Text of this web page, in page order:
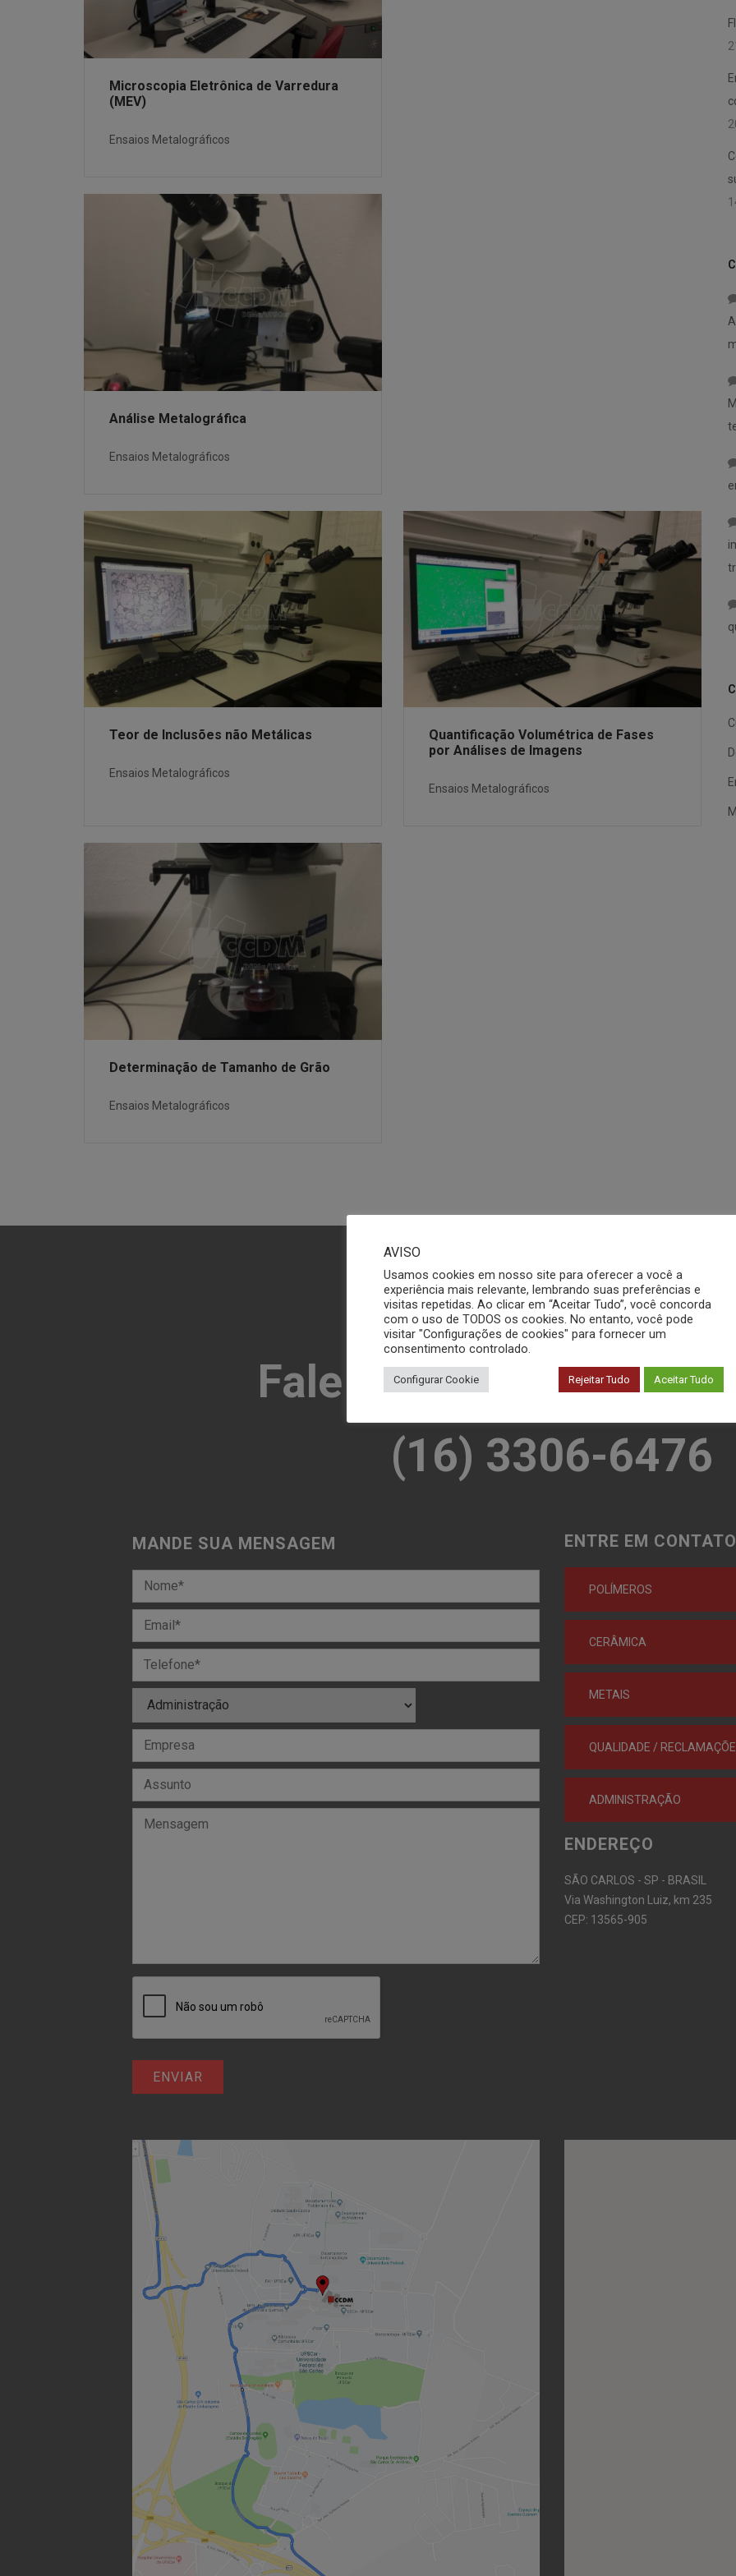
Microscopia Eletrônica de Varredura
(MEV)
Ensaios Metalográficos
Análise Metalográfica
Ensaios Metalográficos
Teor de Inclusões não Metálicas
Ensaios Metalográficos
Quantificação Volumétrica de Fases
por Análises de Imagens
Ensaios Metalográficos
Determinação de Tamanho de Grão
Ensaios Metalográficos
Fale Conosco pelo
(16) 3306-6476
MANDE SUA MENSAGEM ENTRE EM
POLÍMEROS
CERÂMICA
METAIS
QUALIDADE /
ADMINISTRAÇÃO
ENDEREÇO
SÃO CARLOS - SP - BRASIL
Via Washington Luiz, km 235
CEP: 13565-905
AVISO
Usamos cookies em nosso site para oferecer a você a
experiência mais relevante, lembrando suas preferências e
visitas repetidas. Ao clicar em “Aceitar Tudo”, você concorda
com o uso de TODOS os cookies. No entanto, você pode
visitar "Configurações de cookies" para fornecer um
consentimento controlado.
Configurar Cookie Rejeitar Tudo Aceitar Tudo